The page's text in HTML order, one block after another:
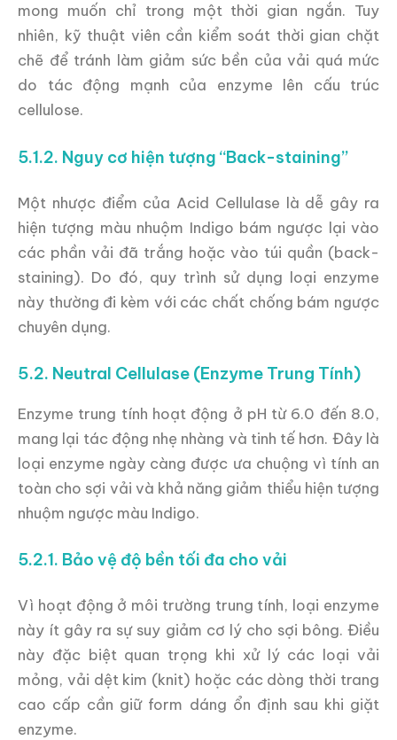
mong muốn chỉ trong một thời gian ngắn. Tuy
nhiên, kỹ thuật viên cần kiểm soát thời gian chặt
chẽ để tránh làm giảm sức bền của vải quá mức
do tác động mạnh của enzyme lên cấu trúc
cellulose.
5.1.2. Nguy cơ hiện tượng “Back-staining”
Một nhược điểm của Acid Cellulase là dễ gây ra
hiện tượng màu nhuộm Indigo bám ngược lại vào
các phần vải đã trắng hoặc vào túi quần (back-
staining). Do đó, quy trình sử dụng loại enzyme
này thường đi kèm với các chất chống bám ngược
chuyên dụng.
5.2. Neutral Cellulase (Enzyme Trung Tính)
Enzyme trung tính hoạt động ở pH từ 6.0 đến 8.0,
mang lại tác động nhẹ nhàng và tinh tế hơn. Đây là
loại enzyme ngày càng được ưa chuộng vì tính an
toàn cho sợi vải và khả năng giảm thiểu hiện tượng
nhuộm ngược màu Indigo.
5.2.1. Bảo vệ độ bền tối đa cho vải
Vì hoạt động ở môi trường trung tính, loại enzyme
này ít gây ra sự suy giảm cơ lý cho sợi bông. Điều
này đặc biệt quan trọng khi xử lý các loại vải
mỏng, vải dệt kim (knit) hoặc các dòng thời trang
cao cấp cần giữ form dáng ổn định sau khi giặt
enzyme.